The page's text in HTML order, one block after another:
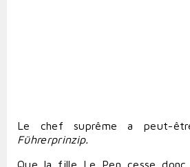
Le chef suprême a peut-
Führerprinzip.
Que la fille Le Pen cesse